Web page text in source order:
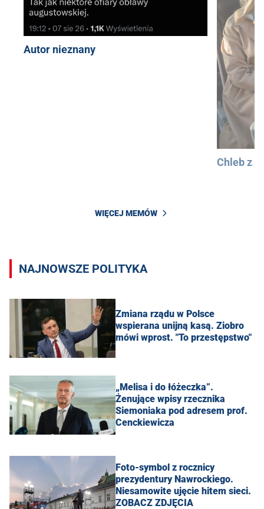
Autor nieznany
Chleb z
WIĘCEJ MEMÓW
NAJNOWSZE POLITYKA
Zmiana rządu w Polsce
wspierana unijną kasą. Ziobro
mówi wprost. "To przestępstwo"
„Melisa i do łóżeczka”.
Żenujące wpisy rzecznika
Siemoniaka pod adresem prof.
Cenckiewicza
Foto-symbol z rocznicy
prezydentury Nawrockiego.
Niesamowite ujęcie hitem sieci.
ZOBACZ ZDJĘCIA